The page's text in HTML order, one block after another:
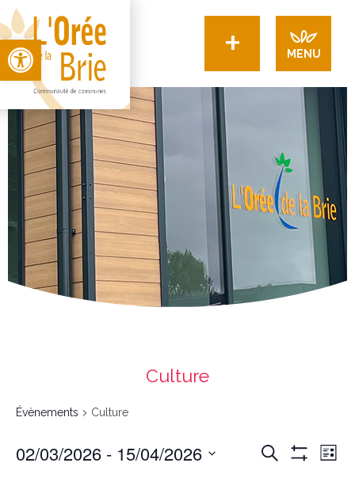
Open toolbar + MENU
Culture
Évènements Culture
navigation
deRecherche
de
vues
Évènement
List
02/03/2026 - 15/04/2026